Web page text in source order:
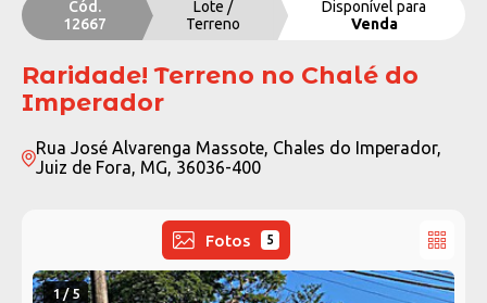
Cód.
12667
Lote /
Terreno
Disponível para
Venda
Raridade! Terreno no Chalé do
Imperador
Rua José Alvarenga Massote, Chales do Imperador,
Juiz de Fora, MG, 36036-400
Fotos 5
1 / 5